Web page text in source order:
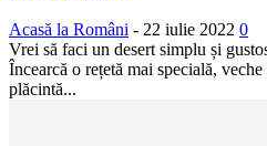
Acasă la Români - 22 iulie 2022 0
Vrei să faci un desert simplu și
Încearcă o rețetă mai specială,
plăcintă...